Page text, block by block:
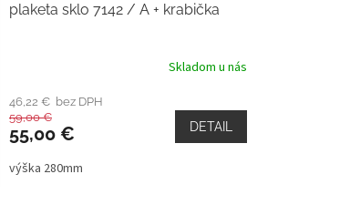
plaketa sklo 7142 / A + krabička
Skladom u nás
46,22 € bez DPH
59,00 €
55,00 € DETAIL
výška 280mm